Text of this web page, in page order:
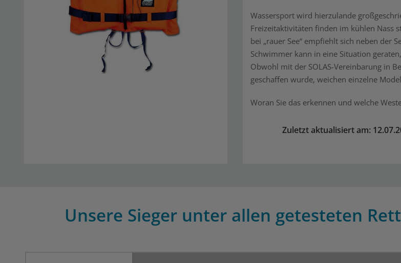
Wassersport wird hierzulande
Freizeitaktivitäten finden im kühlen Nass
bei „rauer See“ empfiehlt sich neben der
Schwimmer kann in eine Situation
Obwohl mit der SOLAS-Vereinbarung in
geschaffen wurde, weichen einzelne
Woran Sie das erkennen und welche
Zuletzt aktualisiert am:
Unsere Sieger unter allen getesteten